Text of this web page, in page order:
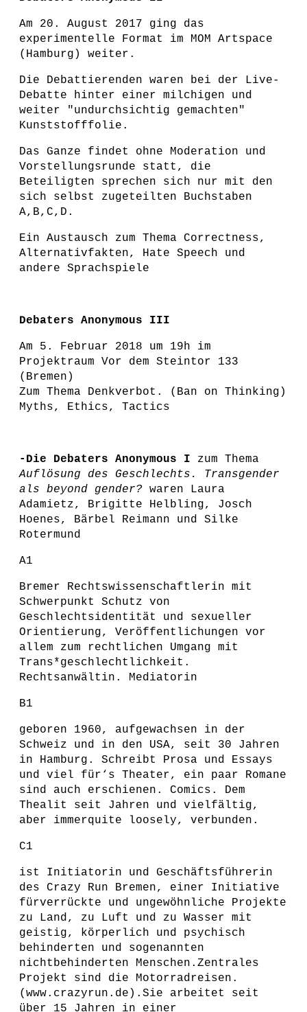
Am 20. August 2017 ging das
experimentelle Format im MOM Artspace
(Hamburg) weiter.
Die Debattierenden waren bei der Live-
Debatte hinter einer milchigen und
weiter "undurchsichtig gemachten"
Kunststofffolie.
Das Ganze findet ohne Moderation und
Vorstellungsrunde statt, die
Beteiligten sprechen sich nur mit den
sich selbst zugeteilten Buchstaben
A,B,C,D.
Ein Austausch zum Thema Correctness,
Alternativfakten, Hate Speech und
andere Sprachspiele
Debaters Anonymous III
Am 5. Februar 2018 um 19h im
Projektraum Vor dem Steintor 133
(Bremen)
Zum Thema Denkverbot. (Ban on Thinking)
Myths, Ethics, Tactics
-Die Debaters Anonymous I zum Thema
Auflösung des Geschlechts. Transgender
als beyond gender? waren Laura
Adamietz, Brigitte Helbling, Josch
Hoenes, Bärbel Reimann und Silke
Rotermund
A1
Bremer Rechtswissenschaftlerin mit
Schwerpunkt Schutz von
Geschlechtsidentität und sexueller
Orientierung, Veröffentlichungen vor
allem zum rechtlichen Umgang mit
Trans*geschlechtlichkeit.
Rechtsanwältin. Mediatorin
B1
geboren 1960, aufgewachsen in der
Schweiz und in den USA, seit 30 Jahren
in Hamburg. Schreibt Prosa und Essays
und viel für‘s Theater, ein paar Romane
sind auch erschienen. Comics. Dem
Thealit seit Jahren und vielfältig,
aber immerquite loosely, verbunden.
C1
ist Initiatorin und Geschäftsführerin
des Crazy Run Bremen, einer Initiative
fürverrückte und ungewöhnliche Projekte
zu Land, zu Luft und zu Wasser mit
geistig, körperlich und psychisch
behinderten und sogenannten
nichtbehinderten Menschen.Zentrales
Projekt sind die Motorradreisen.
(www.crazyrun.de).Sie arbeitet seit
über 15 Jahren in einer